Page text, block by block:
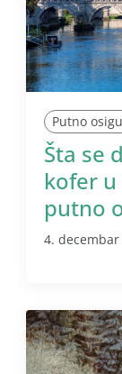
Putno
Šta se
kofer u
putno
4. decembar